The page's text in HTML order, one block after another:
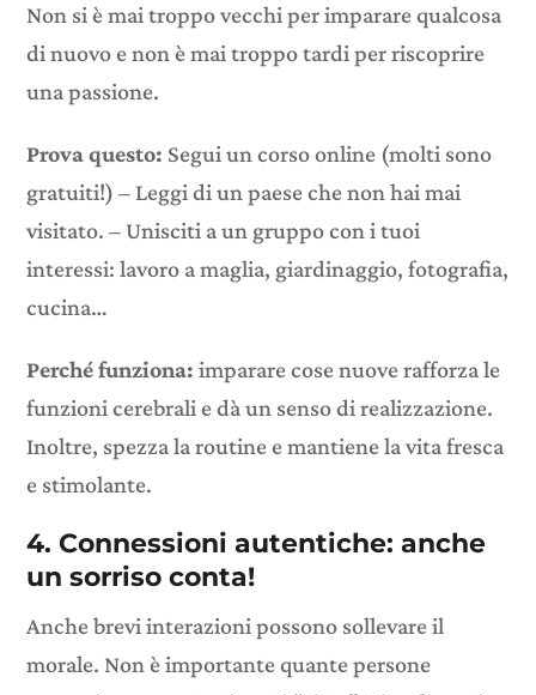
Non si è mai troppo vecchi per imparare qualcosa
di nuovo e non è mai troppo tardi per riscoprire
una passione.
Prova questo: Segui un corso online (molti sono
gratuiti!) – Leggi di un paese che non hai mai
visitato. – Unisciti a un gruppo con i tuoi
interessi: lavoro a maglia, giardinaggio, fotografia,
cucina…
Perché funziona:imparare cose nuove rafforza le
funzioni cerebrali e dà un senso di realizzazione.
Inoltre, spezza la routine e mantiene la vita fresca
e stimolante.
4. Connessioni autentiche: anche
un sorriso conta!
Anche brevi interazioni possono sollevare il
morale. Non è importante quante persone